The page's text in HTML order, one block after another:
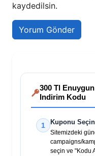
kaydedilsin.
300 Tl Enuygun
Indirim Kodu
1 Kuponu
Sitemizdeki
campaigns/
seçin ve "Kodu